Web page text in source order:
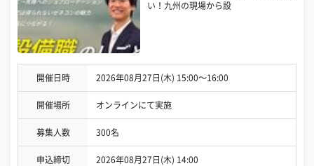
い！九州の現場から設
開催日時 2026年08月27日(木) 15:00〜16:00
開催場所 オンラインにて実施
募集人数 300名
申込締切 2026年08月27日(木) 14:00